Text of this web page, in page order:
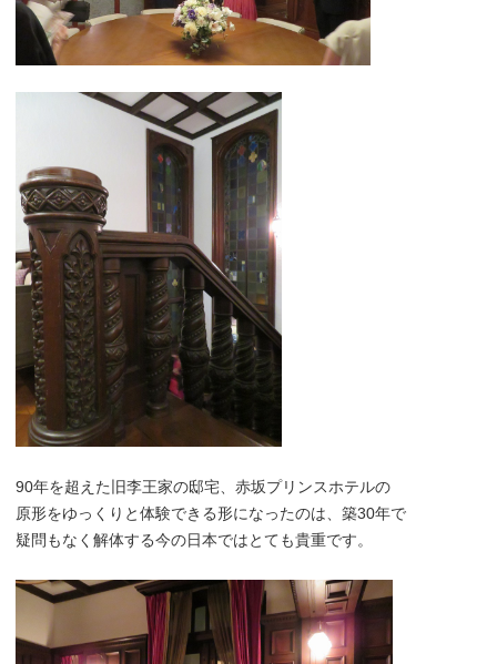
90年を超えた旧李王家の邸宅、赤坂プリンスホテルの
原形をゆっくりと体験できる形になったのは、築30年で
疑問もなく解体する今の日本ではとても貴重です。